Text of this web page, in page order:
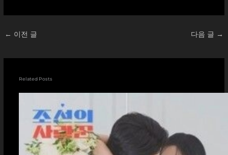
← 이전 글 다음 글 →
Related Posts